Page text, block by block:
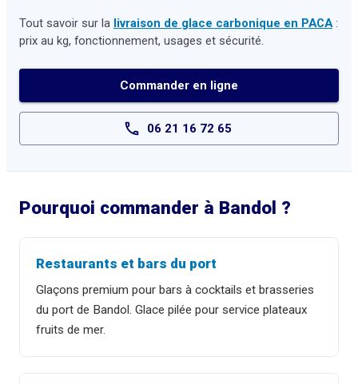
Tout savoir sur la livraison de glace carbonique en PACA :
prix au kg, fonctionnement, usages et sécurité.
Commander en ligne
06 21 16 72 65
Pourquoi commander à Bandol ?
Restaurants et bars du port
Glaçons premium pour bars à cocktails et brasseries
du port de Bandol. Glace pilée pour service plateaux
fruits de mer.